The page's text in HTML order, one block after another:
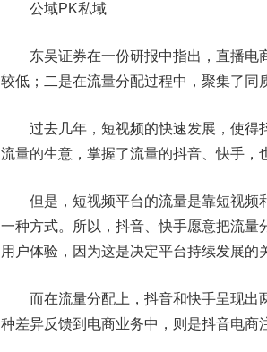
公域PK私域
东吴证券在一份研报中指出，直播电
较低；二是在流量分配过程中，聚集了同
过去几年，短视频的快速发展，使得
流量的生意，掌握了流量的抖音、快手，
但是，短视频平台的流量是靠短视频
一种方式。所以，抖音、快手愿意把流
用户体验，因为这是决定平台持续发展的
而在流量分配上，抖音和快手呈现出
种差异反馈到电商业务中，则是抖音电商